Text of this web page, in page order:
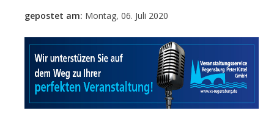
gepostet am: Montag, 06. Juli 2020
- Anzeige -